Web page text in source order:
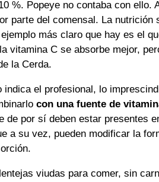
%. Popeye no contaba con ello.
parte del comensal. La nutrición
más claro que hay es el
vitamina C se absorbe mejor,
la Cerda.
el profesional, lo
con una fuente de
de por sí deben estar presentes
a su vez, pueden modificar la
viudas para comer, sin